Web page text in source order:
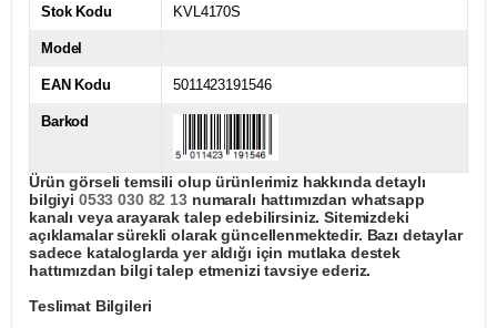
Stok Kodu KVL4170S
Model
EAN Kodu 5011423191546
Barkod
Ürün görseli temsili olup ürünlerimiz hakkında detaylı
bilgiyi 0533 030 82 13numaralı hattımızdan whatsapp
kanalı veya arayarak talep edebilirsiniz. Sitemizdeki
açıklamalar sürekli olarak güncellenmektedir. Bazı detaylar
sadece kataloglarda yer aldığı için mutlaka destek
hattımızdan bilgi talep etmenizi tavsiye ederiz.
Teslimat Bilgileri